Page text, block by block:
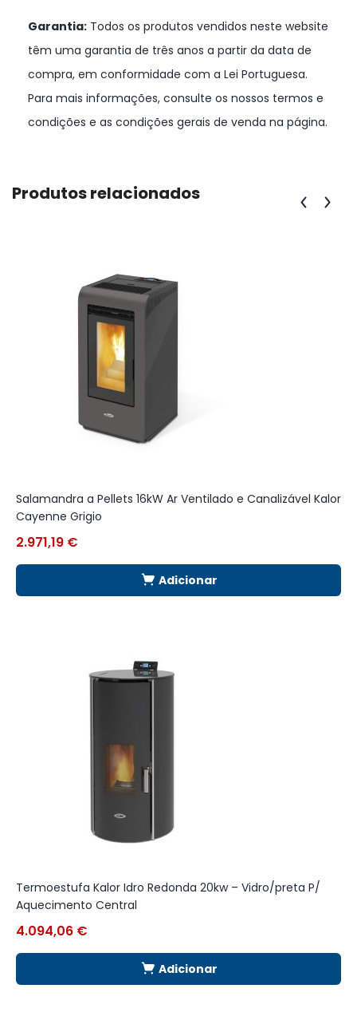
Garantia: Todos os produtos vendidos neste website
têm uma garantia de três anos a partir da data de
compra, em conformidade com a Lei Portuguesa.
Para mais informações, consulte os nossos termos e
condições e as condições gerais de venda na página.
Produtos relacionados
Salamandra a Pellets 16kW Ar Ventilado e Canalizável Kalor
Cayenne Grigio
2.971,19 €
Adicionar
Termoestufa Kalor Idro Redonda 20kw – Vidro/preta P/
Aquecimento Central
4.094,06 €
Adicionar